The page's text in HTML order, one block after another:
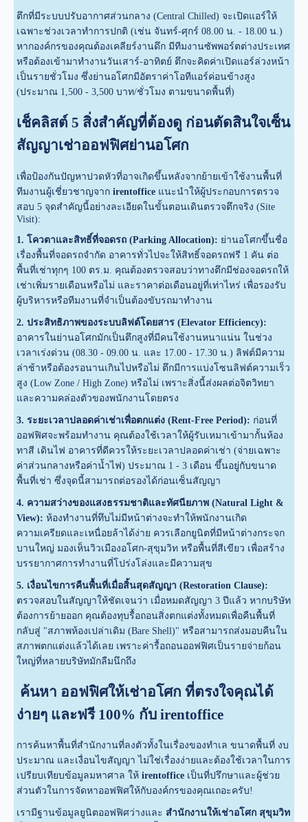
ตึกที่มีระบบปรับอากาศส่วนกลาง (Central Chilled) จะเปิดแอร์ให้
เฉพาะช่วงเวลาทำการปกติ (เช่น จันทร์-ศุกร์ 08.00 น. - 18.00 น.)
หากองค์กรของคุณต้องเคลียร์งานดึก มีทีมงานซัพพอร์ตต่างประเทศ
หรือต้องเข้ามาทำงานวันเสาร์-อาทิตย์ ตึกจะคิดค่าเปิดแอร์ล่วงหน้า
เป็นรายชั่วโมง ซึ่งย่านอโศกมีอัตราค่าโอทีแอร์ค่อนข้างสูง
(ประมาณ 1,500 - 3,500 บาท/ชั่วโมง ตามขนาดพื้นที่)
เช็คลิสต์ 5 สิ่งสำคัญที่ต้องดู ก่อนตัดสินใจเซ็น
สัญญาเช่าออฟฟิศย่านอโศก
เพื่อป้องกันปัญหาปวดหัวที่อาจเกิดขึ้นหลังจากย้ายเข้าใช้งานพื้นที่
ทีมงานผู้เชี่ยวชาญจากirentoffice แนะนำให้ผู้ประกอบการตรวจ
สอบ 5 จุดสำคัญนี้อย่างละเอียดในขั้นตอนเดินตรวจตึกจริง (Site
Visit):
1. โควตาและสิทธิ์ที่จอดรถ (Parking Allocation): ย่านอโศกขึ้นชื่อ
เรื่องพื้นที่จอดรถจำกัด อาคารทั่วไปจะให้สิทธิ์จอดรถฟรี 1 คัน ต่อ
พื้นที่เช่าทุกๆ 100 ตร.ม. คุณต้องตรวจสอบว่าทางตึกมีช่องจอดรถให้
เช่าเพิ่มรายเดือนหรือไม่ และราคาต่อเดือนอยู่ที่เท่าไหร่ เพื่อรองรับ
ผู้บริหารหรือทีมงานที่จำเป็นต้องขับรถมาทำงาน
2. ประสิทธิภาพของระบบลิฟต์โดยสาร (Elevator Efficiency):
อาคารในย่านอโศกมักเป็นตึกสูงที่มีคนใช้งานหนาแน่น ในช่วง
เวลาเร่งด่วน (08.30 - 09.00 น. และ 17.00 - 17.30 น.) ลิฟต์มีความ
ล่าช้าหรือต้องรอนานเกินไปหรือไม่ ตึกมีการแบ่งโซนลิฟต์ความเร็ว
สูง (Low Zone / High Zone) หรือไม่ เพราะสิ่งนี้ส่งผลต่อจิตวิทยา
และความคล่องตัวของพนักงานโดยตรง
3. ระยะเวลาปลอดค่าเช่าเพื่อตกแต่ง (Rent-Free Period): ก่อนที่
ออฟฟิศจะพร้อมทำงาน คุณต้องใช้เวลาให้ผู้รับเหมาเข้ามากั้นห้อง
ทาสี เดินไฟ อาคารที่ดีควรให้ระยะเวลาปลอดค่าเช่า (จ่ายเฉพาะ
ค่าส่วนกลางหรือค่าน้ำไฟ) ประมาณ 1 - 3 เดือน ขึ้นอยู่กับขนาด
พื้นที่เช่า ซึ่งจุดนี้สามารถต่อรองได้ก่อนเซ็นสัญญา
4. ความสว่างของแสงธรรมชาติและทัศนียภาพ (Natural Light &
View): ห้องทำงานที่ทึบไม่มีหน้าต่างจะทำให้พนักงานเกิด
ความเครียดและเหนื่อยล้าได้ง่าย ควรเลือกยูนิตที่มีหน้าต่างกระจก
บานใหญ่ มองเห็นวิวเมืองอโศก-สุขุมวิท หรือพื้นที่สีเขียว เพื่อสร้าง
บรรยากาศการทำงานที่โปร่งโล่งและมีความสุข
5. เงื่อนไขการคืนพื้นที่เมื่อสิ้นสุดสัญญา (Restoration Clause):
ตรวจสอบในสัญญาให้ชัดเจนว่า เมื่อหมดสัญญา 3 ปีแล้ว หากบริษัท
ต้องการย้ายออก คุณต้องทุบรื้อถอนสิ่งตกแต่งทั้งหมดเพื่อคืนพื้นที่
กลับสู่ "สภาพห้องเปล่าเดิม (Bare Shell)" หรือสามารถส่งมอบคืนใน
สภาพตกแต่งแล้วได้เลย เพราะค่ารื้อถอนออฟฟิศเป็นรายจ่ายก้อน
ใหญ่ที่หลายบริษัทมักลืมนึกถึง
ค้นหา ออฟฟิศให้เช่าอโศก ที่ตรงใจคุณได้
ง่ายๆ และฟรี 100% กับ irentoffice
การค้นหาพื้นที่สำนักงานที่ลงตัวทั้งในเรื่องของทำเล ขนาดพื้นที่ งบ
ประมาณ และเงื่อนไขสัญญา ไม่ใช่เรื่องง่ายและต้องใช้เวลาในการ
เปรียบเทียบข้อมูลมหาศาล ให้irentoffice เป็นที่ปรึกษาและผู้ช่วย
ส่วนตัวในการจัดหาออฟฟิศให้กับองค์กรของคุณเถอะครับ!
เรามีฐานข้อมูลยูนิตออฟฟิศว่างและ สำนักงานให้เช่าอโศก สุขุมวิท